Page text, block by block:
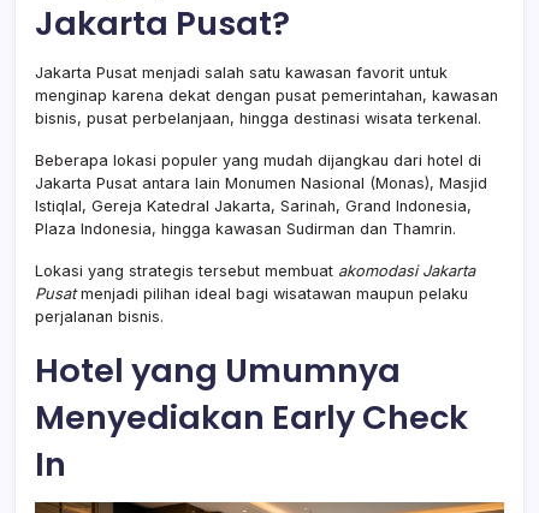
Jakarta Pusat?
Jakarta Pusat menjadi salah satu kawasan favorit untuk
menginap karena dekat dengan pusat pemerintahan, kawasan
bisnis, pusat perbelanjaan, hingga destinasi wisata terkenal.
Beberapa lokasi populer yang mudah dijangkau dari hotel di
Jakarta Pusat antara lain Monumen Nasional (Monas), Masjid
Istiqlal, Gereja Katedral Jakarta, Sarinah, Grand Indonesia,
Plaza Indonesia, hingga kawasan Sudirman dan Thamrin.
Lokasi yang strategis tersebut membuat akomodasi Jakarta
Pusatmenjadi pilihan ideal bagi wisatawan maupun pelaku
perjalanan bisnis.
Hotel yang Umumnya
Menyediakan Early Check
In